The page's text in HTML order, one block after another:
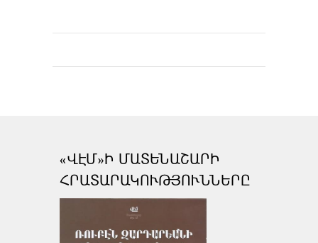
«ՎԷՄ»Ի ՄԱՏԵՆԱՇԱՐԻ
ՀՐԱՏԱՐԱԿՈՒԹՅՈՒՆՆԵՐԸ